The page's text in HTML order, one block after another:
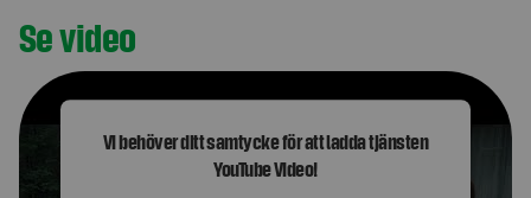
Se video
Vi behöver ditt samtycke för att ladda tjänsten
YouTube Video!